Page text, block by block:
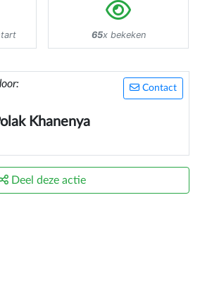
65x bekeken
Contact
Khanenya
Deel deze actie